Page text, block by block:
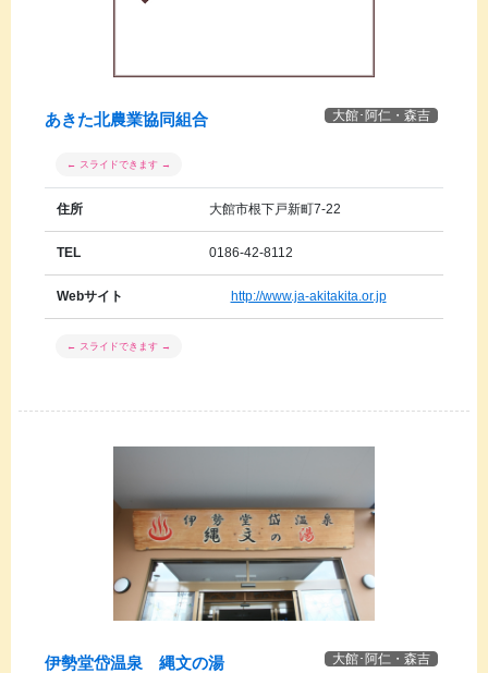
大館･阿仁・森吉
あきた北農業協同組合
住所 大館市根下戸新町7-22
TEL 0186-42-8112
Webサイト http://www.ja-akitakita.or.jp
大館･阿仁・森吉
伊勢堂岱温泉 縄文の湯